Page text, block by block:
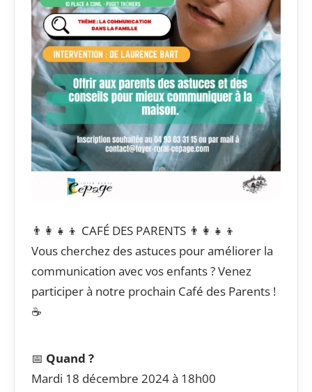
👨‍👩‍👧‍👦 CAFÉ DES PARENTS 👨‍👩‍👧‍👦
Vous cherchez des astuces pour améliorer la
communication avec vos enfants ? Venez
participer à notre prochain Café des Parents !
☕
📅 Quand ?
Mardi 18 décembre 2024 à 18h00